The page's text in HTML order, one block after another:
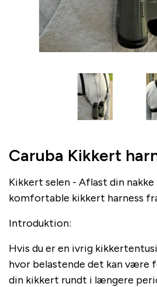
Caruba Kikkert
Kikkert selen - Aflast din
komfortable kikkert harness
Introduktion:
Hvis du er en ivrig
hvor belastende det kan være
din kikkert rundt i længere